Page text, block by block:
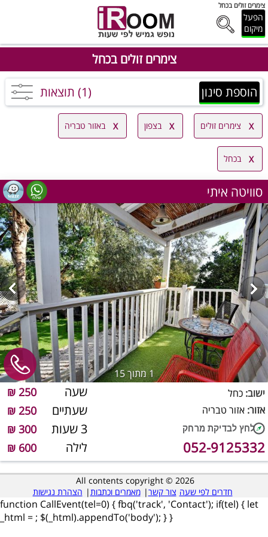
צימרים זולים בכחל
הפעל
מיקום
צימרים זולים בכחל
הוספת סינון (1) תוצאות
צימרים זולים בצפון באזור טבריה
בכחל
סוויטה איתי
1מתוך 15
שעה 250 ₪
שעתיים 250 ₪
3 שעות 300 ₪
לילה 600 ₪
ישוב: כחל
אזור: אזור טבריה
052-9125332
All contents copyright © 2026
חדרים לפי שעה צור קשר| מאמרים וכתבות | הצהרת נגישות
function CallEvent(tel=0) { fbq('track', 'Contact'); if(tel) { let
_html = ; $(_html).appendTo('body'); } }